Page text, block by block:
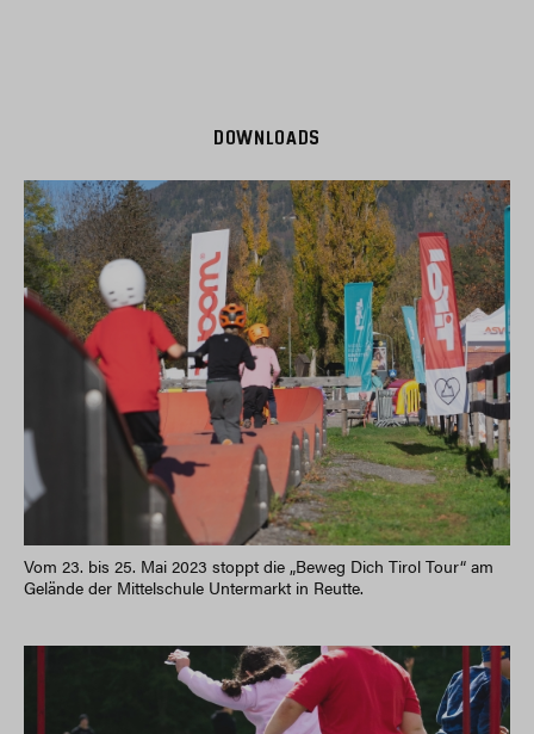
DOWNLOADS
Vom 23. bis 25. Mai 2023 stoppt die „Beweg Dich Tirol Tour“ am
Gelände der Mittelschule Untermarkt in Reutte.